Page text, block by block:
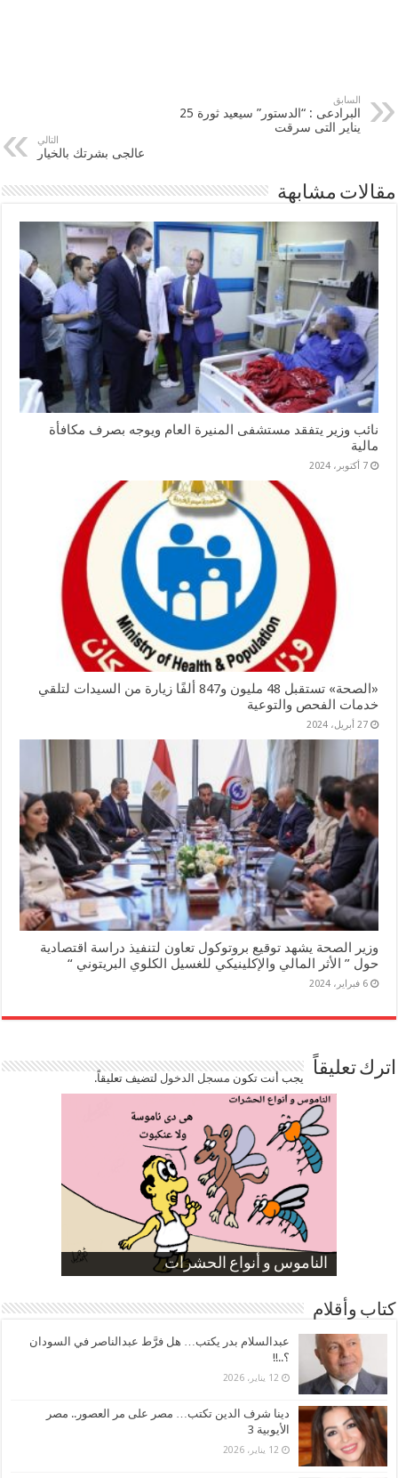
السابق
البرادعى : “الدستور” سيعيد ثورة 25
يناير التى سرقت
التالي
عالجى بشرتك بالخيار
مقالات مشابهة
نائب وزير يتفقد مستشفى المنيرة العام ويوجه بصرف مكافأة
مالية
7 أكتوبر، 2024
«الصحة» تستقبل 48 مليون و847 ألفًا زيارة من السيدات لتلقي
خدمات الفحص والتوعية
27 أبريل، 2024
وزير الصحة يشهد توقيع بروتوكول تعاون لتنفيذ دراسة اقتصادية
حول ” الأثر المالي والإكلينيكي للغسيل الكلوي البريتوني “
6 فبراير، 2024
اترك تعليقاً يجب أنت تكون مسجل الدخوللتضيف تعليقاً.
الناموس و أنواع الحشرات
الموظفين بعد ارتفاع الأسعار
ارتفاع نسبة الطلاق في مصر
صورة كاركاتيرية
صورة كاركاتيرية
كتاب وأقلام
عبدالسلام بدر يكتب… هل فرَّط عبدالناصر في السودان
؟..!!
12 يناير، 2026
دينا شرف الدين تكتب… مصر على مر العصور.. مصر
الأيوبية 3
12 يناير، 2026